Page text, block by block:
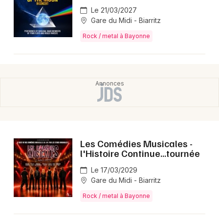
Choisir mes départements
Mon email
Je m'abonne
Le 21/03/2027
Gare du Midi - Biarritz
Rock / metal à Bayonne
Les Comédies Musicales -
l'Histoire Continue...tournée
Le 17/03/2029
Gare du Midi - Biarritz
Rock / metal à Bayonne